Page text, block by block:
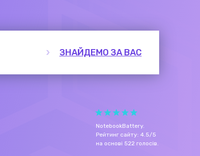
ЗНАЙДЕМО ЗА ВАС
NotebookBattery.
Рейтинг сайту: 4.5/5
на основі 522 голосів.